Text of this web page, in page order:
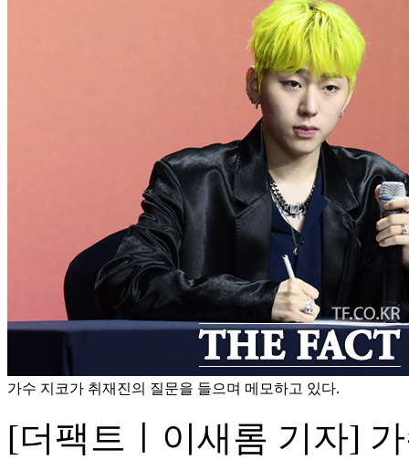
가수 지코가 취재진의 질문을 들으며 메모하고 있다.
[더팩트ㅣ이새롬 기자]